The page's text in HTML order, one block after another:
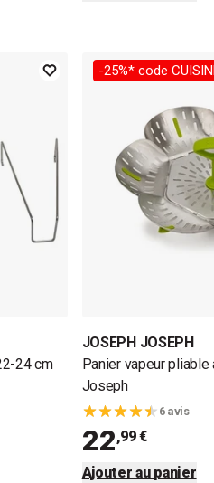
24 cm
-25%* code
JOSEPH JOSEPH
Panier vapeur
Joseph
6 avis
22,99 €
Ajouter au panier